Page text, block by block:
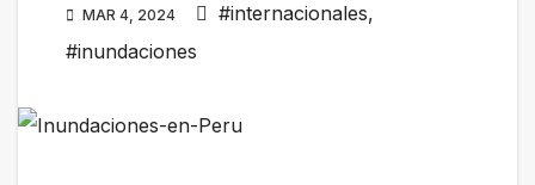
MAR 4, 2024 #internacionales,
#inundaciones